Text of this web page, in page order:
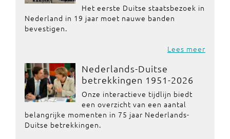
Het eerste Duitse staatsbezoek in
Nederland in 19 jaar moet nauwe banden
bevestigen.
Lees meer
Nederlands-Duitse
betrekkingen 1951-2026
Onze interactieve tijdlijn biedt
een overzicht van een aantal
belangrijke momenten in 75 jaar Nederlands-
Duitse betrekkingen.